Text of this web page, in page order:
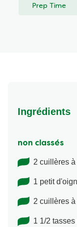
Prep Time
Ingrédients
non classés
2 cuillères
1 petit
2 cuillères
1 1/2